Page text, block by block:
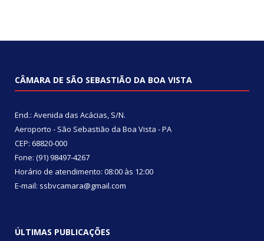
CÂMARA DE SÃO SEBASTIÃO DA BOA VISTA
End.: Avenida das Acácias, S/N.
Aeroporto - São Sebastião da Boa Vista - PA
CEP: 68820-000
Fone: (91) 98497-4267
Horário de atendimento: 08:00 às 12:00
E-mail: ssbvcamara@gmail.com
ÚLTIMAS PUBLICAÇÕES